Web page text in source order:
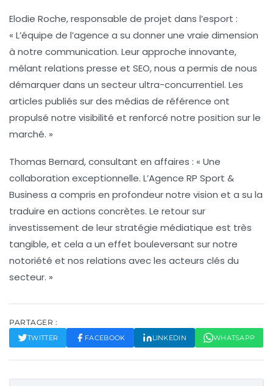
Elodie Roche, responsable de projet dans l’esport :
« L’équipe de l’agence a su donner une vraie dimension
à notre communication. Leur approche innovante,
mêlant relations presse et SEO, nous a permis de nous
démarquer dans un secteur ultra-concurrentiel. Les
articles publiés sur des médias de référence ont
propulsé notre visibilité et renforcé notre position sur le
marché. »
Thomas Bernard, consultant en affaires : « Une
collaboration exceptionnelle. L’Agence RP Sport &
Business a compris en profondeur notre vision et a su la
traduire en actions concrètes. Le retour sur
investissement de leur stratégie médiatique est très
tangible, et cela a un effet bouleversant sur notre
notoriété et nos relations avec les acteurs clés du
secteur. »
PARTAGER :
TWITTER FACEBOOK LINKEDIN WHATSAPP